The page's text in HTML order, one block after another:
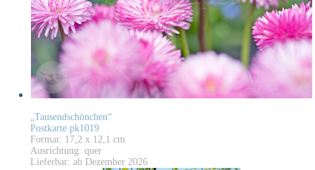
„Tausendschönchen“
Postkarte pk1019
Format: 17,2 x 12,1 cm
Ausrichtung: quer
Lieferbar: ab Dezember 2026